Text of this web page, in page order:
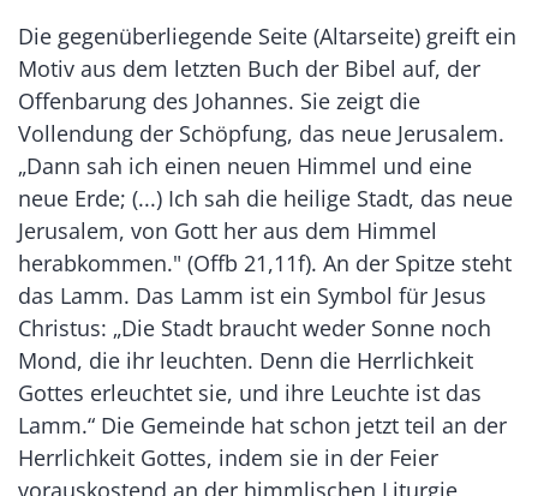
Die gegenüberliegende Seite (Altarseite) greift ein
Motiv aus dem letzten Buch der Bibel auf, der
Offenbarung des Johannes. Sie zeigt die
Vollendung der Schöpfung, das neue Jerusalem.
„Dann sah ich einen neuen Himmel und eine
neue Erde; (...) Ich sah die heilige Stadt, das neue
Jerusalem, von Gott her aus dem Himmel
herabkommen." (Offb 21,11f). An der Spitze steht
das Lamm. Das Lamm ist ein Symbol für Jesus
Christus: „Die Stadt braucht weder Sonne noch
Mond, die ihr leuchten. Denn die Herrlichkeit
Gottes erleuchtet sie, und ihre Leuchte ist das
Lamm.“ Die Gemeinde hat schon jetzt teil an der
Herrlichkeit Gottes, indem sie in der Feier
vorauskostend an der himmlischen Liturgie